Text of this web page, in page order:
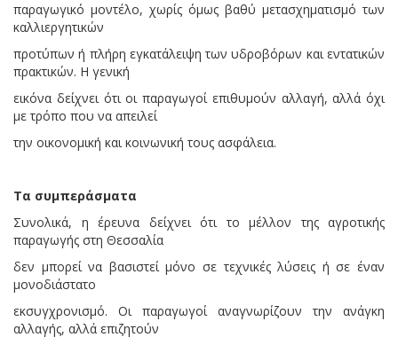
παραγωγικό μοντέλο, χωρίς όμως βαθύ μετασχηματισμό των
καλλιεργητικών
προτύπων ή πλήρη εγκατάλειψη των υδροβόρων και εντατικών
πρακτικών. Η γενική
εικόνα δείχνει ότι οι παραγωγοί επιθυμούν αλλαγή, αλλά όχι
με τρόπο που να απειλεί
την οικονομική και κοινωνική τους ασφάλεια.
Τα συμπεράσματα
Συνολικά, η έρευνα δείχνει ότι το μέλλον της αγροτικής
παραγωγής στη Θεσσαλία
δεν μπορεί να βασιστεί μόνο σε τεχνικές λύσεις ή σε έναν
μονοδιάστατο
εκσυγχρονισμό. Οι παραγωγοί αναγνωρίζουν την ανάγκη
αλλαγής, αλλά επιζητούν